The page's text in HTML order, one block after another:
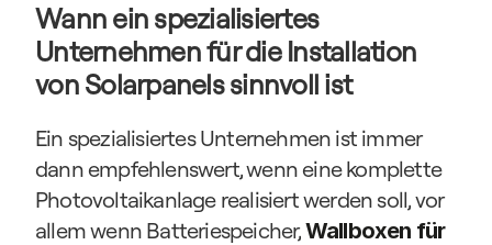
Wann ein spezialisiertes
Unternehmen für die Installation
von Solarpanels sinnvoll ist
Ein spezialisiertes Unternehmen ist immer
dann empfehlenswert, wenn eine komplette
Photovoltaikanlage realisiert werden soll, vor
allem wenn Batteriespeicher, Wallboxen für